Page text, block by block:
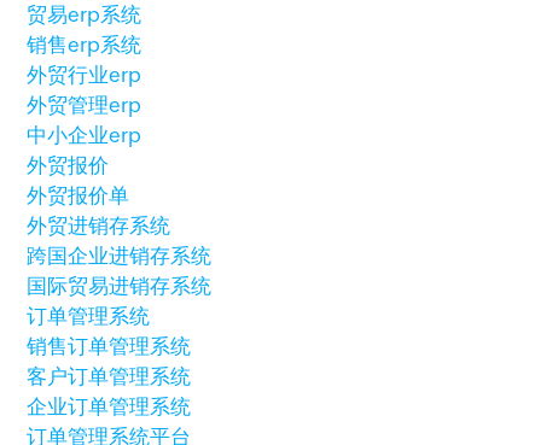
贸易erp系统
销售erp系统
外贸行业erp
外贸管理erp
中小企业erp
外贸报价
外贸报价单
外贸进销存系统
跨国企业进销存系统
国际贸易进销存系统
订单管理系统
销售订单管理系统
客户订单管理系统
企业订单管理系统
订单管理系统平台